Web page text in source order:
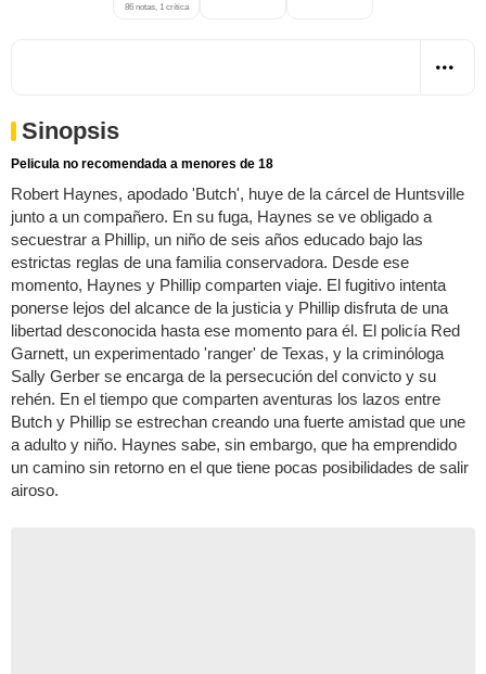
86 notas, 1 crítica
Sinopsis
Pelicula no recomendada a menores de 18
Robert Haynes, apodado 'Butch', huye de la cárcel de Huntsville
junto a un compañero. En su fuga, Haynes se ve obligado a
secuestrar a Phillip, un niño de seis años educado bajo las
estrictas reglas de una familia conservadora. Desde ese
momento, Haynes y Phillip comparten viaje. El fugitivo intenta
ponerse lejos del alcance de la justicia y Phillip disfruta de una
libertad desconocida hasta ese momento para él. El policía Red
Garnett, un experimentado 'ranger' de Texas, y la criminóloga
Sally Gerber se encarga de la persecución del convicto y su
rehén. En el tiempo que comparten aventuras los lazos entre
Butch y Phillip se estrechan creando una fuerte amistad que une
a adulto y niño. Haynes sabe, sin embargo, que ha emprendido
un camino sin retorno en el que tiene pocas posibilidades de salir
airoso.